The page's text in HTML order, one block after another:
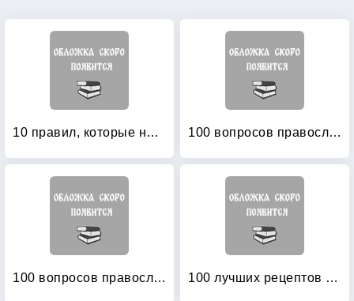
10 правил, которые необходимо знать при посещении храма 100 вопросов православному психотерапевту
100 вопросов православному психотерапевту 100 лучших рецептов для православного поста